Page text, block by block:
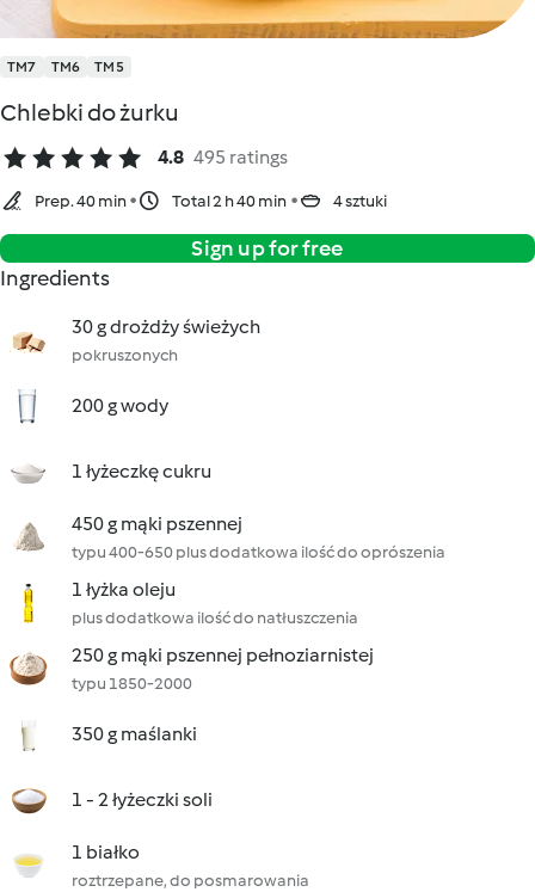
TM7 TM6 TM5
Chlebki do żurku
4.8 495 ratings
Prep. 40 min Total 2 h 40 min 4 sztuki
Sign up for free
Ingredients
30 g drożdży świeżych
pokruszonych
200 g wody
1 łyżeczkę cukru
450 g mąki pszennej
typu 400-650 plus dodatkowa ilość do oprószenia
1 łyżka oleju
plus dodatkowa ilość do natłuszczenia
250 g mąki pszennej pełnoziarnistej
typu 1850-2000
350 g maślanki
1 - 2 łyżeczki soli
1 białko
roztrzepane, do posmarowania